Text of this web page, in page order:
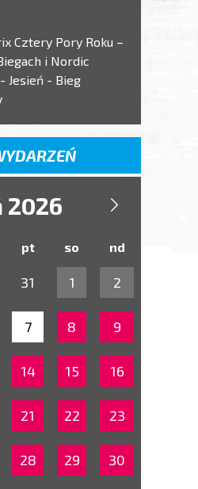
Cztery Pory Roku –
i Nordic
Jesień - Bieg

pt so nd
31 1 2
7 8 9
14 15 16
21 22 23
28 29 30